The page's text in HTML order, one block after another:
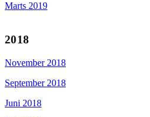
Marts 2019
2018
November 2018
September 2018
Juni 2018